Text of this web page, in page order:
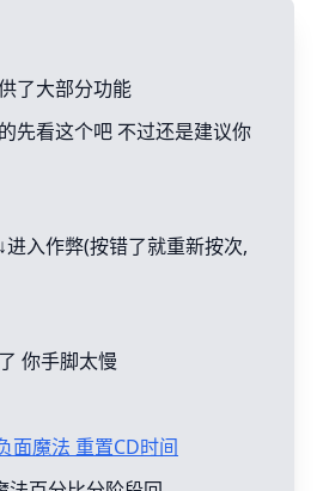
了大部分功能
先看这个吧 不过还是建议你
入作弊(按错了就重新按次,
你手脚太慢
面魔法 重置CD时间